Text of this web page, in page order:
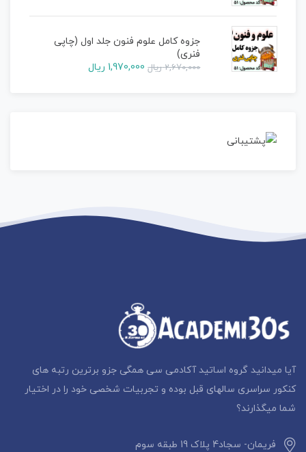
جزوه کامل علوم فنون جلد اول (چاپی
فنری)
2,670,000 ریال 1,970,000 ریال
آیا میدانید گروه اساتید آکادمی سی همگی جزو برترین رتبه های
کنکور سراسری سالهای قبل بوده و تجربیات شخصی خود را در اختیار
شما میگذارند؟
فریمان- سجاد4 پلاک 19 طبقه سوم